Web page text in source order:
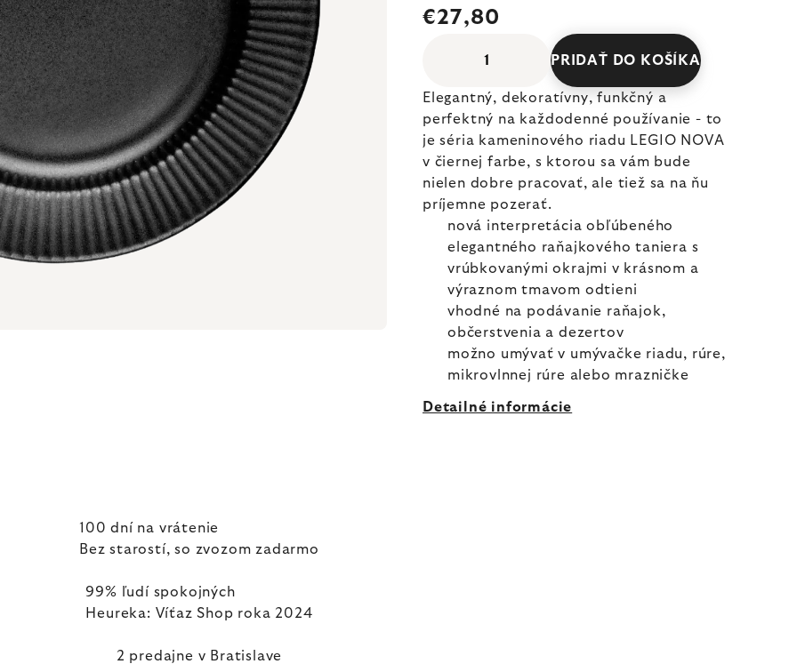
€27,80
PRIDAŤ DO KOŠÍKA
Elegantný, dekoratívny, funkčný a
perfektný na každodenné používanie - to
je séria kameninového riadu LEGIO NOVA
v čiernej farbe, s ktorou sa vám bude
nielen dobre pracovať, ale tiež sa na ňu
príjemne pozerať.
nová interpretácia obľúbeného
elegantného raňajkového taniera s
vrúbkovanými okrajmi v krásnom a
výraznom tmavom odtieni
vhodné na podávanie raňajok,
občerstvenia a dezertov
možno umývať v umývačke riadu, rúre,
mikrovlnnej rúre alebo mrazničke
Detailné informácie
100 dní na vrátenie
Bez starostí, so zvozom zadarmo
99% ľudí spokojných
Heureka: Víťaz Shop roka 2024
2 predajne v Bratislave